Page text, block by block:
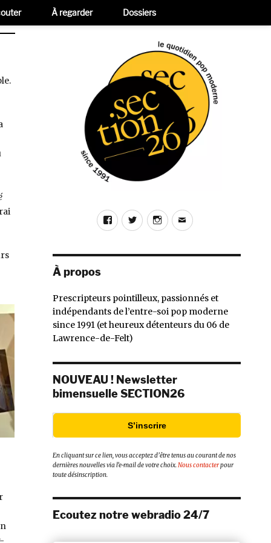
FacebookTwitterInstagram
E-
À propos
Prescripteurs pointilleux, passionnés et
indépendants de l’entre-soi pop moderne
since 1991 (et heureux détenteurs du 06 de
Lawrence-de-Felt)
NOUVEAU ! Newsletter
bimensuelle SECTION26
S’inscrire
En cliquant sur ce lien, vous acceptez d’être tenus au courant de nos
dernières nouvelles via l’e-mail de votre choix.Nous contacterpour
toute désinscription.
Ecoutez notre webradio 24/7
À regarder Dossiers